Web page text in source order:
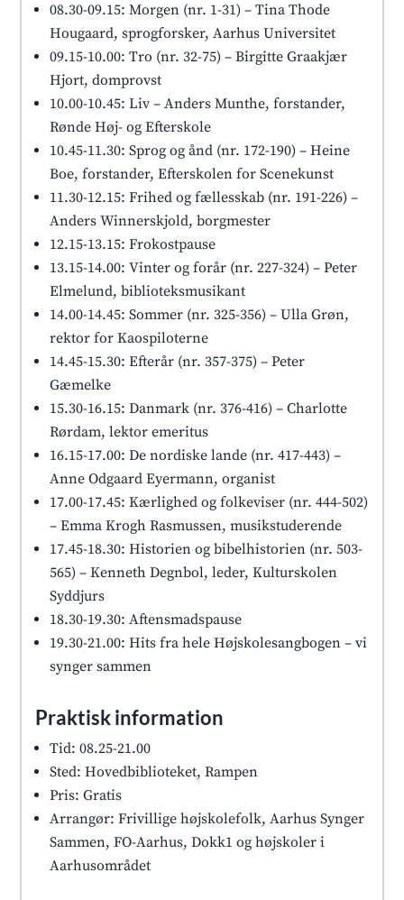
08.30-09.15: Morgen (nr. 1-31) – Tina Thode
Hougaard, sprogforsker, Aarhus Universitet
09.15-10.00: Tro (nr. 32-75) – Birgitte Graakjær
Hjort, domprovst
10.00-10.45: Liv – Anders Munthe, forstander,
Rønde Høj- og Efterskole
10.45-11.30: Sprog og ånd (nr. 172-190) – Heine
Boe, forstander, Efterskolen for Scenekunst
11.30-12.15: Frihed og fællesskab (nr. 191-226) –
Anders Winnerskjold, borgmester
12.15-13.15: Frokostpause
13.15-14.00: Vinter og forår (nr. 227-324) – Peter
Elmelund, biblioteksmusikant
14.00-14.45: Sommer (nr. 325-356) – Ulla Grøn,
rektor for Kaospiloterne
14.45-15.30: Efterår (nr. 357-375) – Peter
Gæmelke
15.30-16.15: Danmark (nr. 376-416) – Charlotte
Rørdam, lektor emeritus
16.15-17.00: De nordiske lande (nr. 417-443) –
Anne Odgaard Eyermann, organist
17.00-17.45: Kærlighed og folkeviser (nr. 444-502)
– Emma Krogh Rasmussen, musikstuderende
17.45-18.30: Historien og bibelhistorien (nr. 503-
565) – Kenneth Degnbol, leder, Kulturskolen
Syddjurs
18.30-19.30: Aftensmadspause
19.30-21.00: Hits fra hele Højskolesangbogen – vi
synger sammen
Praktisk information
Tid: 08.25-21.00
Sted: Hovedbiblioteket, Rampen
Pris: Gratis
Arrangør: Frivillige højskolefolk, Aarhus Synger
Sammen, FO-Aarhus, Dokk1 og højskoler i
Aarhusområdet